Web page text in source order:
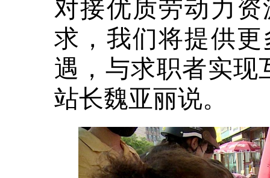
求，我们将提供
遇，与求职者实现
站长魏亚丽说。